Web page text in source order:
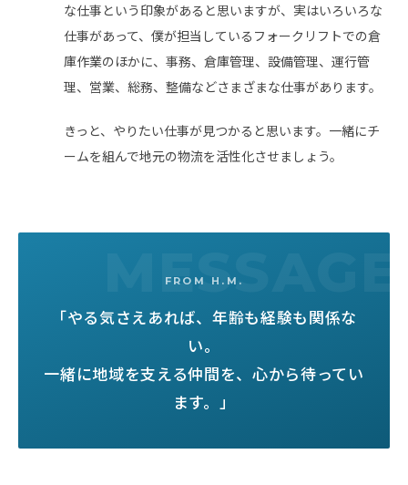
な仕事という印象があると思いますが、実はいろいろな
仕事があって、僕が担当しているフォークリフトでの倉
庫作業のほかに、事務、倉庫管理、設備管理、運行管
理、営業、総務、整備などさまざまな仕事があります。
きっと、やりたい仕事が見つかると思います。一緒にチ
ームを組んで地元の物流を活性化させましょう。
FROM H.M.
「やる気さえあれば、年齢も経験も関係な
い。
一緒に地域を支える仲間を、心から待ってい
ます。」